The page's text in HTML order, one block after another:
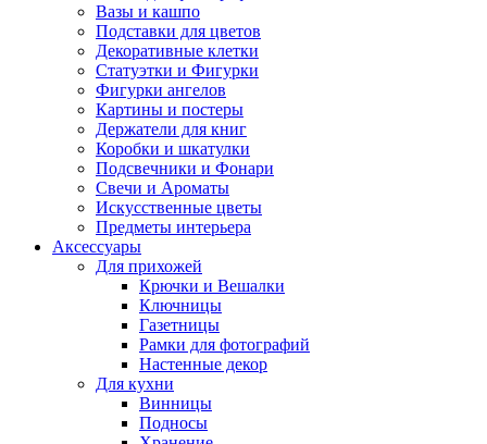
Вазы и кашпо
Подставки для цветов
Декоративные клетки
Статуэтки и Фигурки
Фигурки ангелов
Картины и постеры
Держатели для книг
Коробки и шкатулки
Подсвечники и Фонари
Свечи и Ароматы
Искусственные цветы
Предметы интерьера
Аксессуары
Для прихожей
Крючки и Вешалки
Ключницы
Газетницы
Рамки для фотографий
Настенные декор
Для кухни
Винницы
Подносы